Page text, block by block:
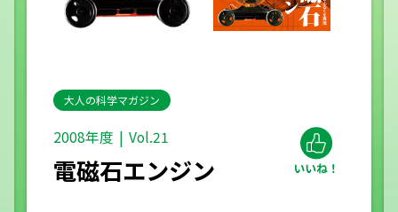
大人の科学マガジン
2008年度 Vol.21
電磁石エンジン